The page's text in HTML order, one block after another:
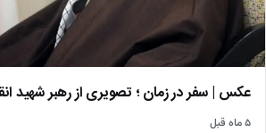
عکس | سفر در زمان ؛ تصویری از رهبر شهید
۵ ماه قبل